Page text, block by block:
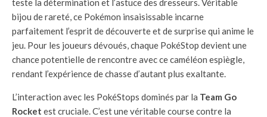
teste la détermination et l’astuce des dresseurs. Véritable
bijou de rareté, ce Pokémon insaisissable incarne
parfaitement l’esprit de découverte et de surprise qui anime le
jeu. Pour les joueurs dévoués, chaque PokéStop devient une
chance potentielle de rencontre avec ce caméléon espiègle,
rendant l’expérience de chasse d’autant plus exaltante.
L’interaction avec les PokéStops dominés par la Team Go
Rocket est cruciale. C’est une véritable course contre la